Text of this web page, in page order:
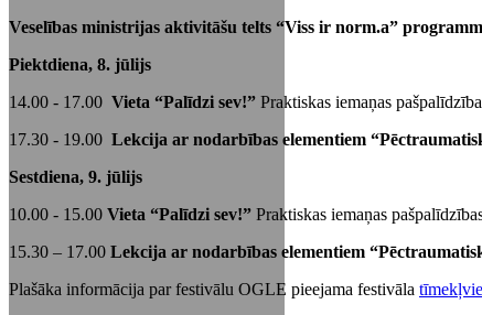
Veselības ministrijas aktivitāšu telts “Viss ir norm.a”
Piektdiena, 8. jūlijs
14.00 - 17.00 Vieta “Palīdzi sev!” Praktiskas iemaņas
17.30 - 19.00 Lekcija ar nodarbības elementiem
Sestdiena, 9. jūlijs
10.00 - 15.00 Vieta “Palīdzi sev!” Praktiskas iemaņas
15.30 – 17.00 Lekcija ar nodarbības elementiem
Plašāka informācija par festivālu OGLE pieejama festivāla